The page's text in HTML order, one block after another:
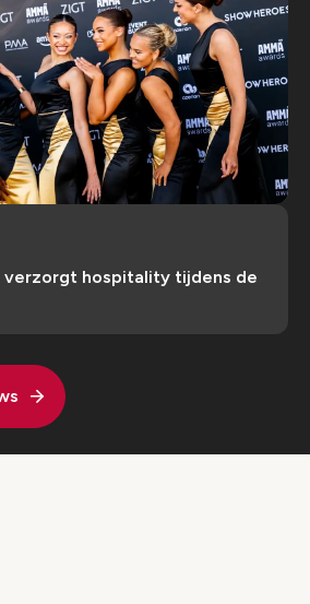
verzorgt hospitality tijdens de